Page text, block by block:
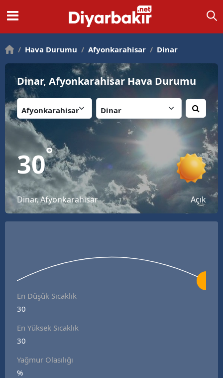
/ Hava Durumu / Afyonkarahisar / Dinar
Dinar, Afyonkarahisar Hava Durumu
30°
Dinar, Afyonkarahisar Açık
En Düşük Sıcaklık
30
En Yüksek Sıcaklık
30
Yağmur Olasılığı
%